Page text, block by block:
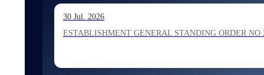
30 Jul. 2026
ESTABLISHMENT GENERAL STANDING ORDER NO